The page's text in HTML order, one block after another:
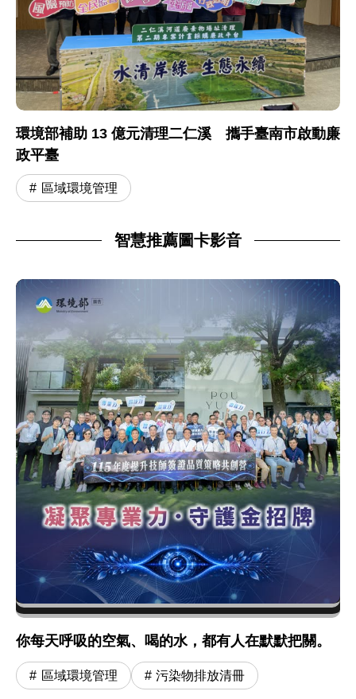
環境部補助 13 億元清理二仁溪 攜手臺南市啟動廉
政平臺
區域環境管理
智慧推薦圖卡影音
你每天呼吸的空氣、喝的水，都有人在默默把關。
區域環境管理 污染物排放清冊